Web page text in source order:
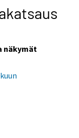
näkymät